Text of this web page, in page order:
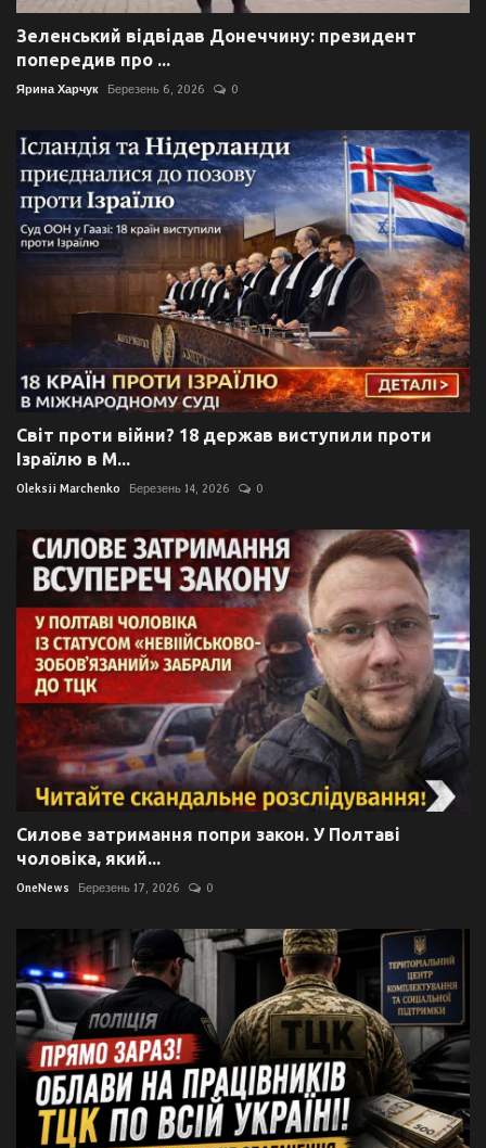
Зеленський відвідав Донеччину: президент
попередив про ...
Ярина Харчук Березень 6, 2026 0
Світ проти війни? 18 держав виступили проти
Ізраїлю в М...
Oleksii Marchenko Березень 14, 2026 0
Силове затримання попри закон. У Полтаві
чоловіка, який...
OneNews Березень 17, 2026 0